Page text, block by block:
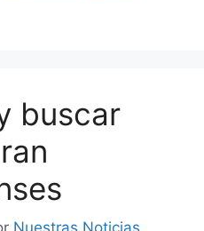
buscar